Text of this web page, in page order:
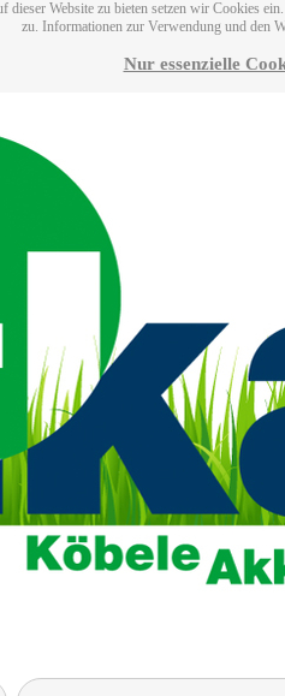
dieser Website zu bieten setzen wir Cookies
zu. Informationen zur Verwendung und den
Nur essenzielle